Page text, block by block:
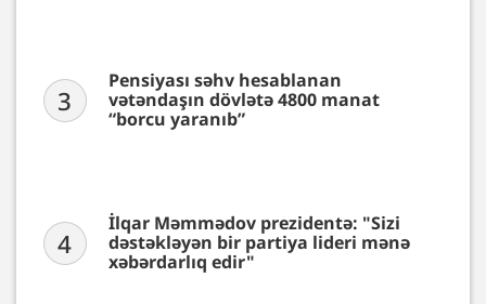
3
Pensiyası səhv hesablanan
vətəndaşın dövlətə 4800 manat
“borcu yaranıb”
4
İlqar Məmmədov prezidentə: "Sizi
dəstəkləyən bir partiya lideri mənə
xəbərdarlıq edir"